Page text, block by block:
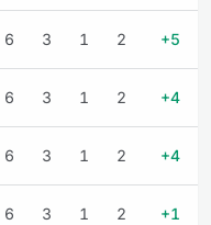
6 3 1 2 +5
6 3 1 2 +4
6 3 1 2 +4
6 3 1 2 +1